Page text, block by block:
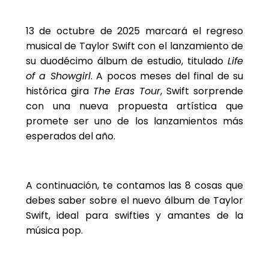
13 de octubre de 2025 marcará el regreso
musical de Taylor Swift con el lanzamiento de
su duodécimo álbum de estudio, tituladoLife
of a Showgirl. A pocos meses del final de su
histórica gira The Eras Tour, Swift sorprende
con una nueva propuesta artística que
promete ser uno de los lanzamientos más
esperados del año.
A continuación, te contamos las 8 cosas que
debes saber sobre el nuevo álbum de Taylor
Swift, ideal para swifties y amantes de la
música pop.